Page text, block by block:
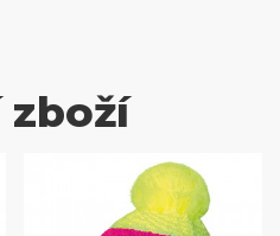
zboží